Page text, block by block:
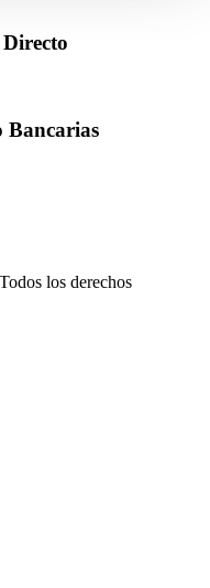
Bancarias
los derechos